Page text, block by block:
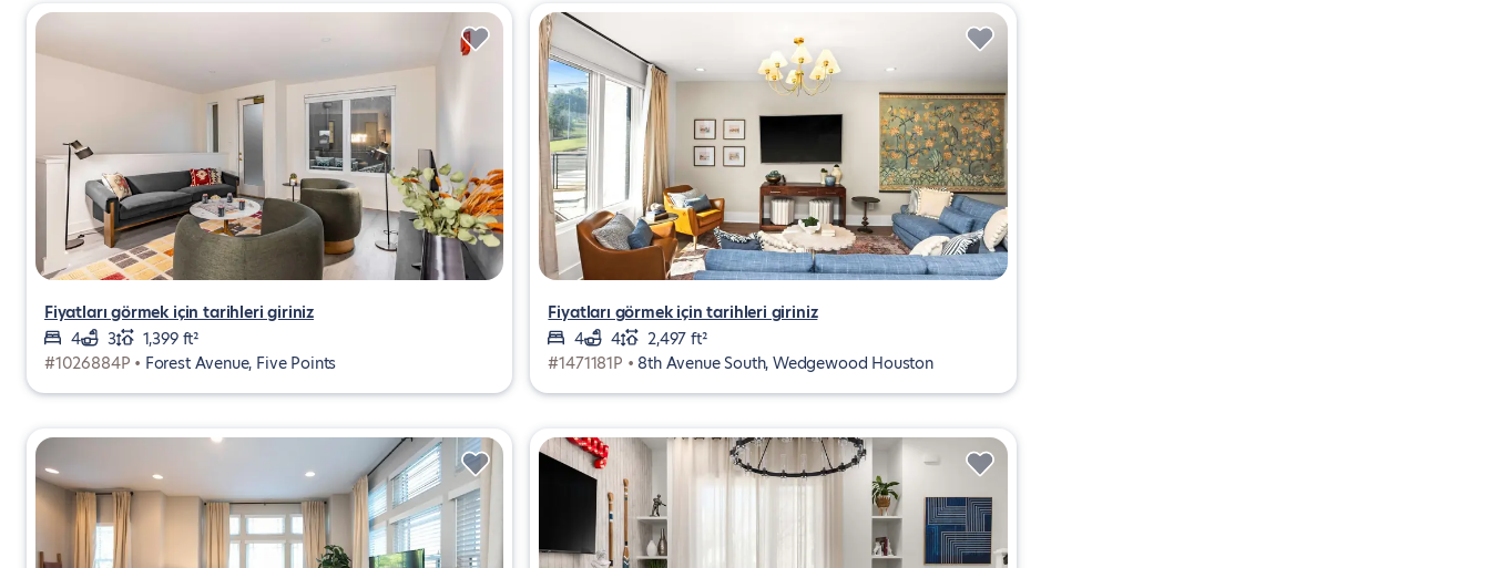
Fiyatları görmek için tarihleri giriniz
4
3
1,399 ft²
#1026884P • Forest Avenue, Five Points
Fiyatları görmek için tarihleri giriniz
4
4
2,497 ft²
#1471181P • 8th Avenue South, Wedgewood Houston